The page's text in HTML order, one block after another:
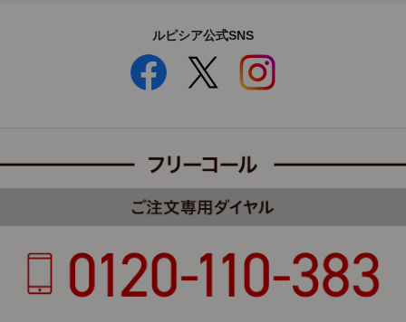
ルピシア公式SNS